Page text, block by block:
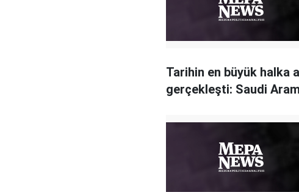
Tarihin en büyük halka
gerçekleşti: Saudi